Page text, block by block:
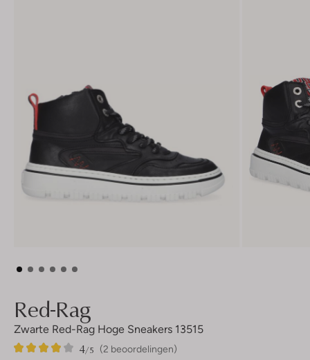
Red-Rag
Zwarte Red-Rag Hoge Sneakers 13515
(2 beoordelingen)
4/5
2
4